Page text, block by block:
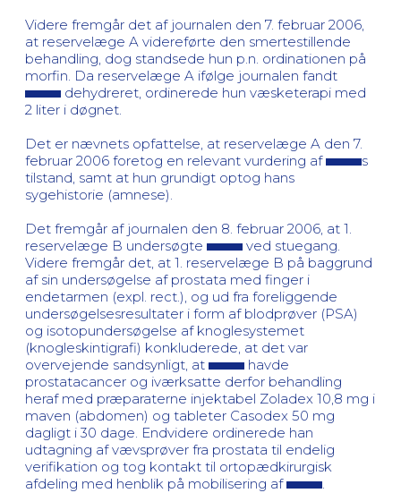
Videre fremgår det af journalen den 7. februar 2006,
at reservelæge A videreførte den smertestillende
behandling, dog standsede hun p.n. ordinationen på
morfin. Da reservelæge A ifølge journalen fandt
dehydreret, ordinerede hun væsketerapi med
2 liter i døgnet.
Det er nævnets opfattelse, at reservelæge A den 7.
februar 2006 foretog en relevant vurdering af
s
tilstand, samt at hun grundigt optog hans
sygehistorie (amnese).
Det fremgår af journalen den 8. februar 2006, at 1.
reservelæge B undersøgte
ved stuegang.
Videre fremgår det, at 1. reservelæge B på baggrund
af sin undersøgelse af prostata med finger i
endetarmen (expl. rect.), og ud fra foreliggende
undersøgelsesresultater i form af blodprøver (PSA)
og isotopundersøgelse af knoglesystemet
(knogleskintigrafi) konkluderede, at det var
overvejende sandsynligt, at
havde
prostatacancer og iværksatte derfor behandling
heraf med præparaterne injektabel Zoladex 10,8 mg i
maven (abdomen) og tableter Casodex 50 mg
dagligt i 30 dage. Endvidere ordinerede han
udtagning af vævsprøver fra prostata til endelig
verifikation og tog kontakt til ortopædkirurgisk
afdeling med henblik på mobilisering af